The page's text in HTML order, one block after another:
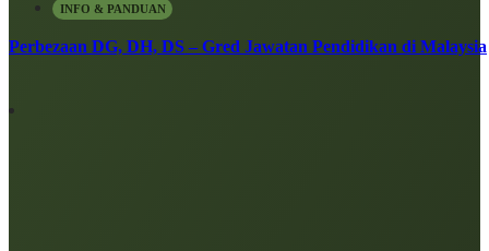
INFO & PANDUAN
Perbezaan DG, DH, DS – Gred Jawatan Pendidikan di Malaysia